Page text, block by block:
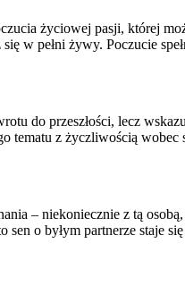
życiowej pasji, której
w pełni żywy. Poczucie
do przeszłości, lecz
z życzliwością wobec
– niekoniecznie z tą
o byłym partnerze staje